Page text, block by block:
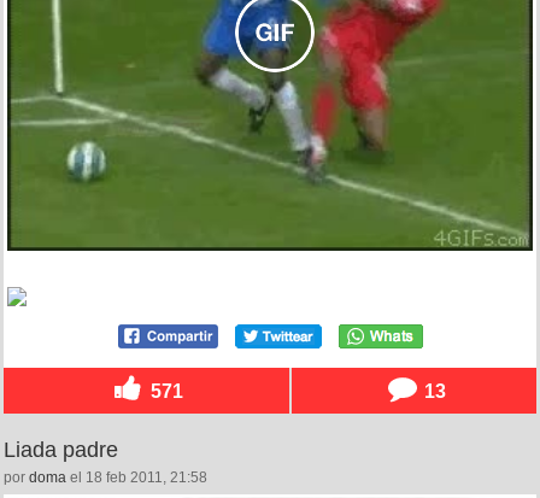
571 13
Liada padre
por doma el 18 feb 2011, 21:58